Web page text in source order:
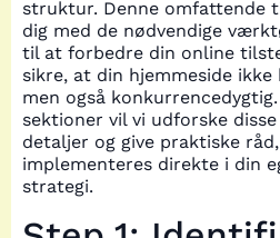
struktur. Denne omfattende
dig med de nødvendige
til at forbedre din online
sikre, at din hjemmeside
men også
sektioner vil vi udforske
detaljer og give praktiske
implementeres direkte i din
strategi.